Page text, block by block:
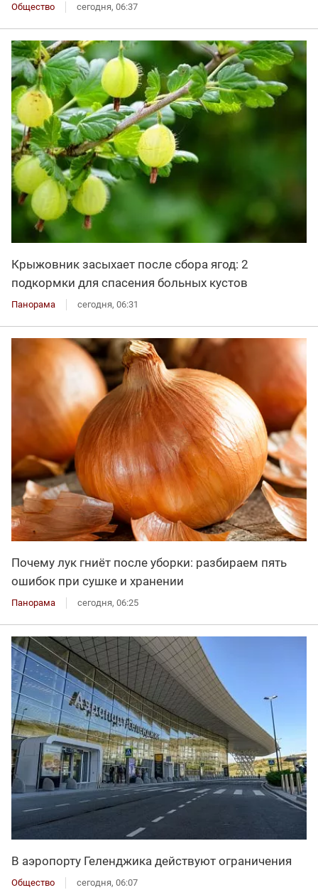
Общество сегодня, 06:37
Крыжовник засыхает после сбора ягод: 2
подкормки для спасения больных кустов
Панорама сегодня, 06:31
Почему лук гниёт после уборки: разбираем пять
ошибок при сушке и хранении
Панорама сегодня, 06:25
В аэропорту Геленджика действуют ограничения
Общество сегодня, 06:07